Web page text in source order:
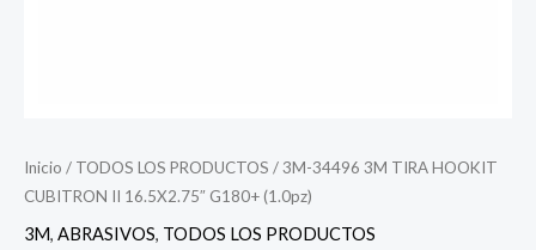
Inicio / TODOS LOS PRODUCTOS / 3M-34496 3M TIRA HOOKIT
CUBITRON II 16.5X2.75″ G180+ (1.0pz)
3M, ABRASIVOS, TODOS LOS PRODUCTOS